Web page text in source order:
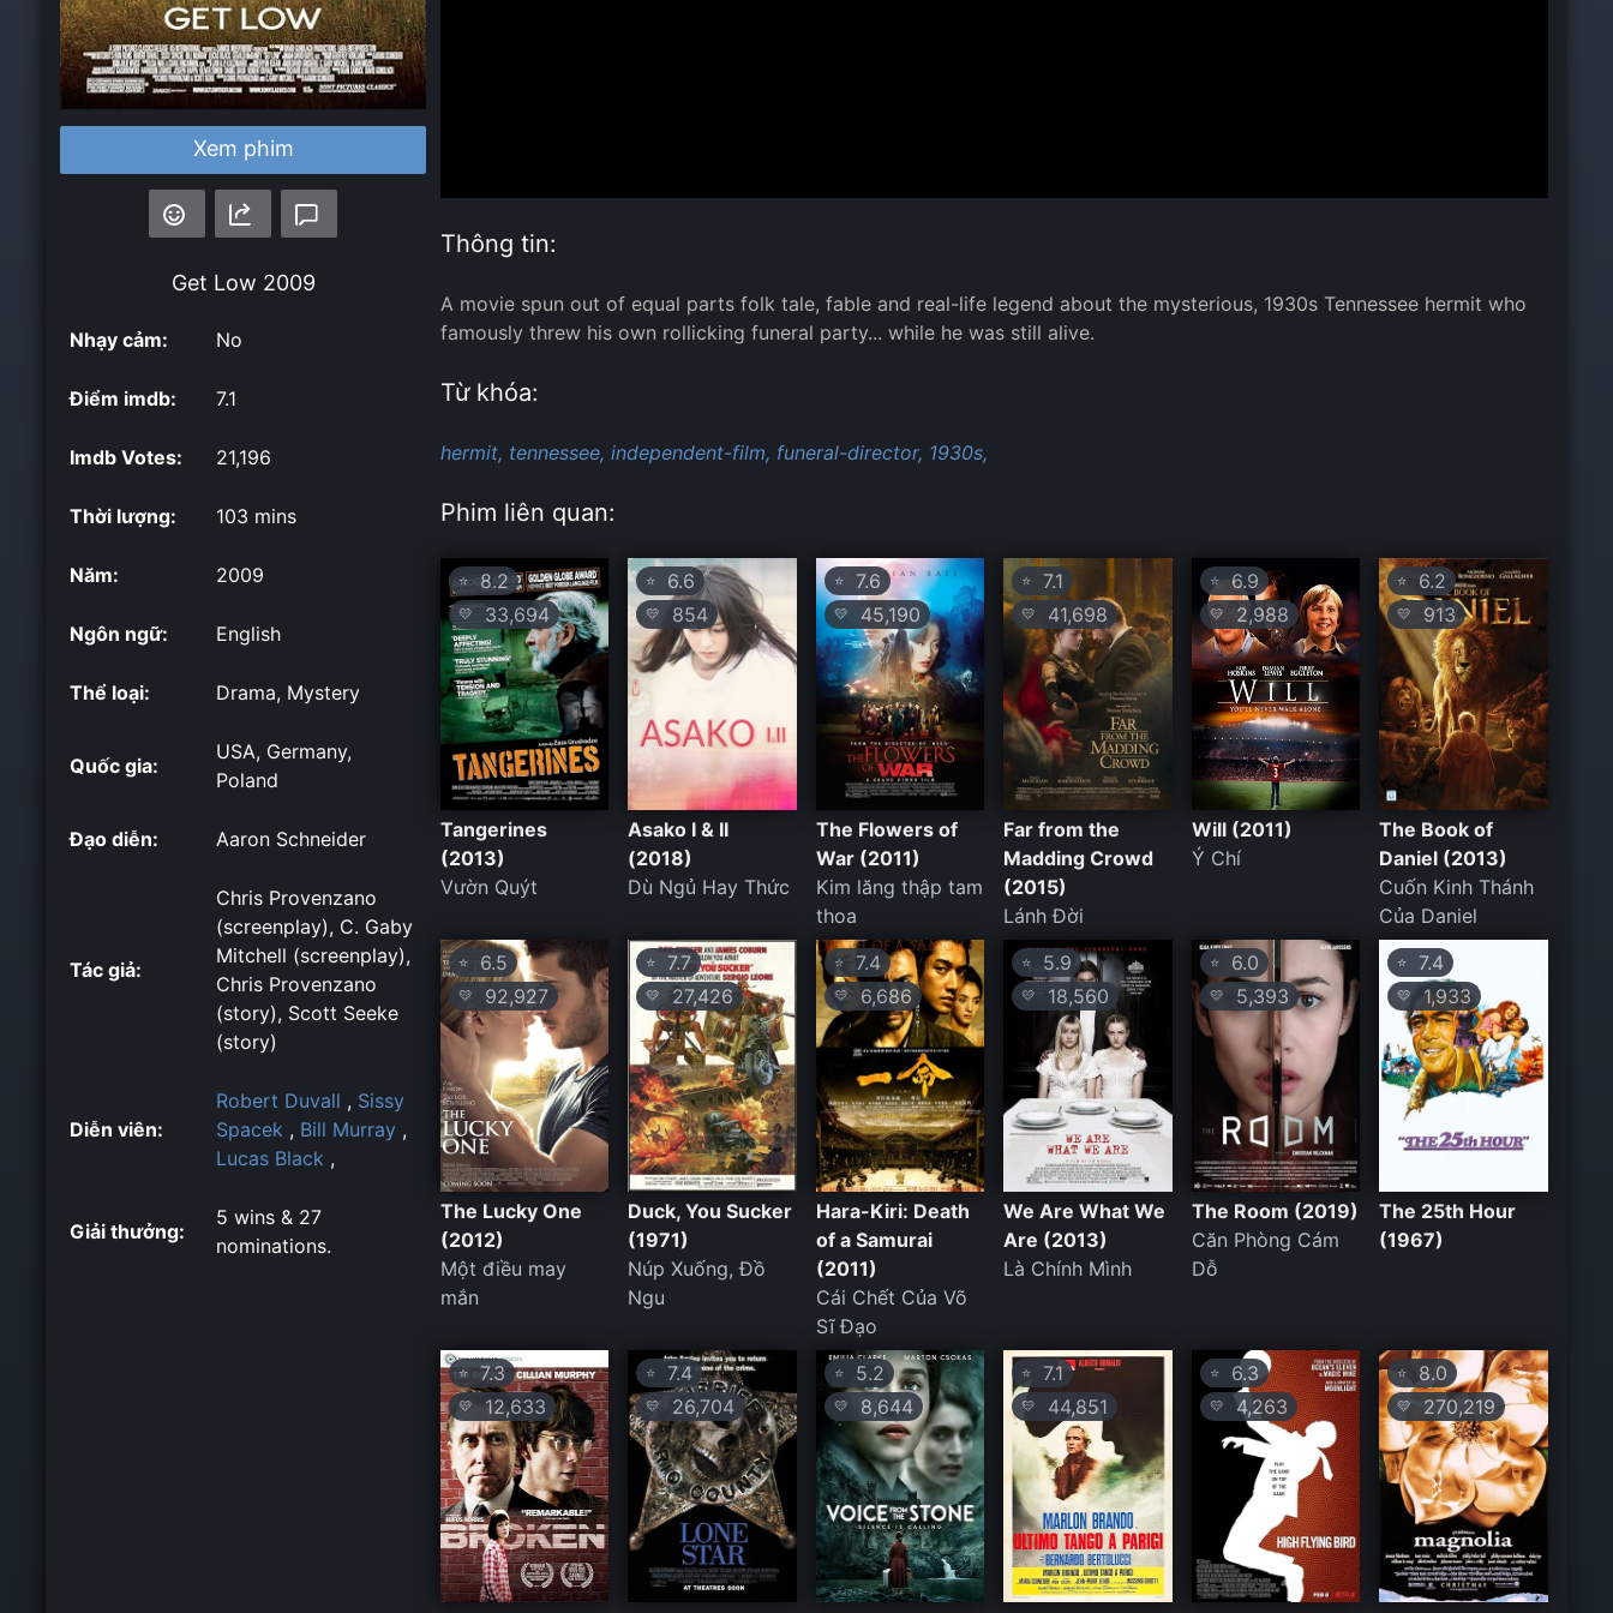
Xem phim
Get Low 2009
Nhạy cảm: No
Điểm imdb: 7.1
Imdb Votes: 21,196
Thời lượng: 103 mins
Năm: 2009
Ngôn ngữ: English
Thể loại: Drama, Mystery
Quốc gia:
USA, Germany,
Poland
Đạo diễn: Aaron Schneider
Tác giả:
Chris Provenzano
(screenplay), C. Gaby
Mitchell (screenplay),
Chris Provenzano
(story), Scott Seeke
(story)
Diễn viên:
Robert Duvall , Sissy
Spacek , Bill Murray ,
Lucas Black ,
Giải thưởng:
5 wins & 27
nominations.
Thông tin:
A movie spun out of equal parts folk tale, fable and real-life legend about the mysterious, 1930s Tennessee hermit who
famously threw his own rollicking funeral party... while he was still alive.
Từ khóa:
hermit, tennessee, independent-film, funeral-director, 1930s,
Phim liên quan:
⭐8.2
💛 33,694
Tangerines
(2013)
Vườn Quýt
⭐ 6.6
💛 854
Asako I & II
(2018)
Dù Ngủ Hay Thức
⭐7.6
💛 45,190
The Flowers of
War (2011)
Kim lăng thập tam
thoa
⭐ 7.1
💛 41,698
Far from the
Madding Crowd
(2015)
Lánh Đời
⭐6.9
💛 2,988
Will (2011)
Ý Chí
⭐ 6.2
💛 913
The Book of
Daniel (2013)
Cuốn Kinh Thánh
Của Daniel
⭐ 6.5
💛 92,927
The Lucky One
(2012)
Một điều may
mắn
⭐ 7.7
💛 27,426
Duck, You Sucker
(1971)
Núp Xuống, Đồ
Ngu
⭐7.4
💛 6,686
Hara-Kiri: Death
of a Samurai
(2011)
Cái Chết Của Võ
Sĩ Đạo
⭐ 5.9
💛 18,560
We Are What We
Are (2013)
Là Chính Mình
⭐6.0
💛 5,393
The Room (2019)
Căn Phòng Cám
Dỗ
⭐ 7.4
💛 1,933
The 25th Hour
(1967)
⭐ 7.3
💛 12,633
⭐ 7.4
💛 26,704
⭐5.2
💛 8,644
⭐ 7.1
💛 44,851
⭐6.3
💛 4,263
⭐ 8.0
💛 270,219